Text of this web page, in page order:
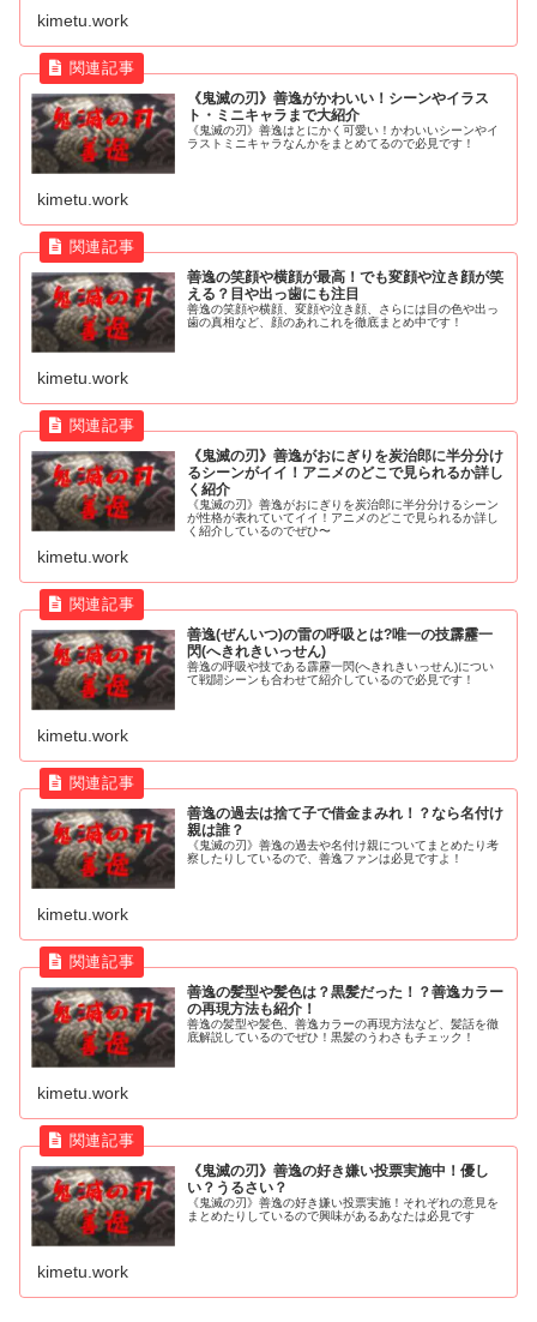
kimetu.work
《鬼滅の刃》善逸がかわいい！シーンやイラス
ト・ミニキャラまで大紹介
《鬼滅の刃》善逸はとにかく可愛い！かわいいシーンやイ
ラストミニキャラなんかをまとめてるので必見です！
kimetu.work
善逸の笑顔や横顔が最高！でも変顔や泣き顔が笑
える？目や出っ歯にも注目
善逸の笑顔や横顔、変顔や泣き顔、さらには目の色や出っ
歯の真相など、顔のあれこれを徹底まとめ中です！
kimetu.work
《鬼滅の刃》善逸がおにぎりを炭治郎に半分分け
るシーンがイイ！アニメのどこで見られるか詳し
く紹介
《鬼滅の刃》善逸がおにぎりを炭治郎に半分分けるシーン
が性格が表れていてイイ！アニメのどこで見られるか詳し
く紹介しているのでぜひ〜
kimetu.work
善逸(ぜんいつ)の雷の呼吸とは?唯一の技霹靂一
閃(へきれきいっせん)
善逸の呼吸や技である霹靂一閃(へきれきいっせん)につい
て戦闘シーンも合わせて紹介しているので必見です！
kimetu.work
善逸の過去は捨て子で借金まみれ！？なら名付け
親は誰？
《鬼滅の刃》善逸の過去や名付け親についてまとめたり考
察したりしているので、善逸ファンは必見ですよ！
kimetu.work
善逸の髪型や髪色は？黒髪だった！？善逸カラー
の再現方法も紹介！
善逸の髪型や髪色、善逸カラーの再現方法など、髪話を徹
底解説しているのでぜひ！黒髪のうわさもチェック！
kimetu.work
《鬼滅の刃》善逸の好き嫌い投票実施中！優し
い？うるさい？
《鬼滅の刃》善逸の好き嫌い投票実施！それぞれの意見を
まとめたりしているので興味があるあなたは必見です
kimetu.work